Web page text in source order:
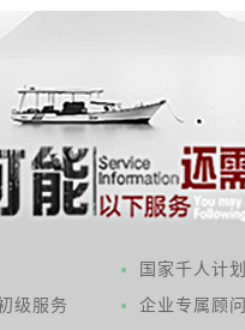
国家千人计划
企业专属顾问
级服务